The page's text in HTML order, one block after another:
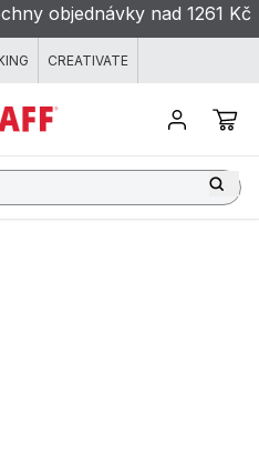
na obsah
objednávky nad 1261 Kč
CREATIVATE